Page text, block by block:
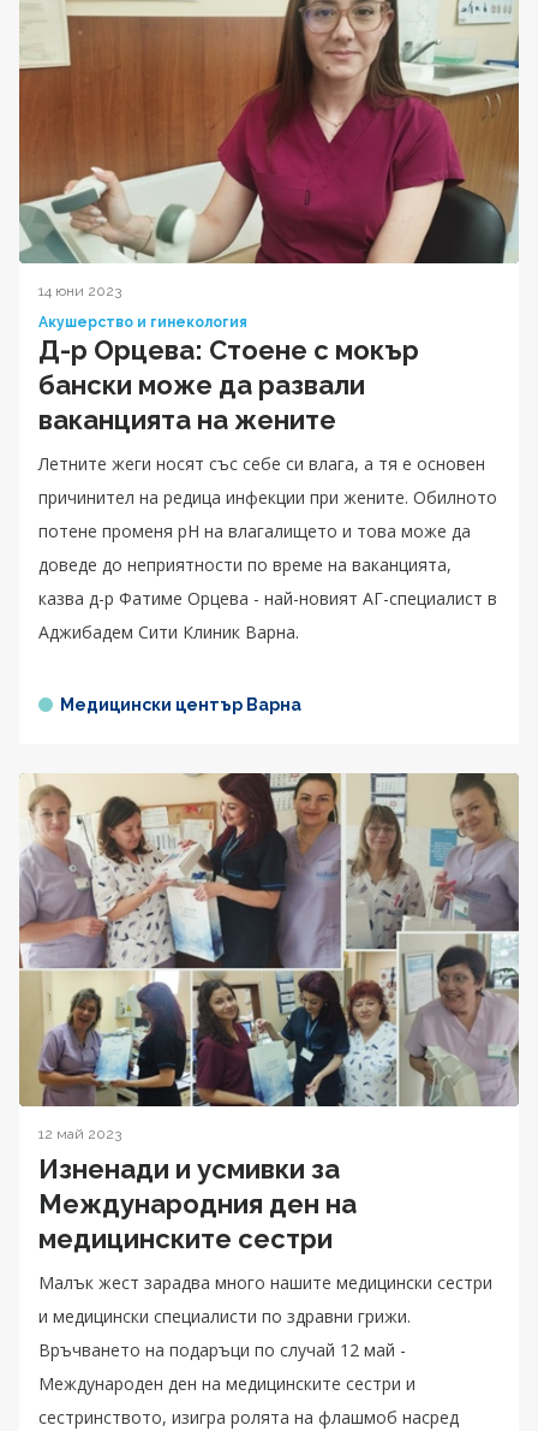
14 юни 2023
Акушерство и гинекология
Д-р Орцева: Стоене с мокър
бански може да развали
ваканцията на жените
Летните жеги носят със себе си влага, а тя е основен
причинител на редица инфекции при жените. Обилното
потене променя pH на влагалището и това може да
доведе до неприятности по време на ваканцията,
казва д-р Фатиме Орцева - най-новият АГ-специалист в
Аджибадем Сити Клиник Варна.
Медицински център Варна
12 май 2023
Изненади и усмивки за
Международния ден на
медицинските сестри
Малък жест зарадва много нашите медицински сестри
и медицински специалисти по здравни грижи.
Връчването на подаръци по случай 12 май -
Международен ден на медицинските сестри и
сестринството, изигра ролята на флашмоб насред